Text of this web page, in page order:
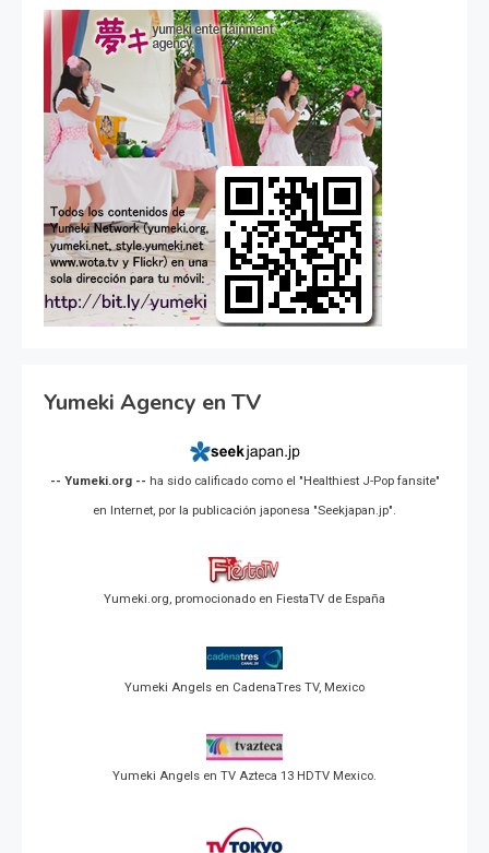
Yumeki Agency en TV
-- Yumeki.org -- ha sido calificado como el "Healthiest J-Pop fansite"
en Internet, por la publicación japonesa "Seekjapan.jp".
Yumeki.org, promocionado en FiestaTV de España
Yumeki Angels en CadenaTres TV, Mexico
Yumeki Angels en TV Azteca 13 HDTV Mexico.